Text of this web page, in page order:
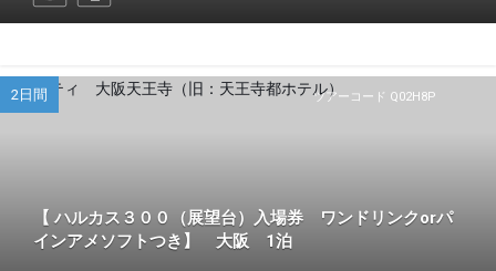
ツアーコード Q02H8P
2日間
【 ハルカス３００（展望台）入場券 ワンドリンクorパ
インアメソフトつき】 大阪 1泊